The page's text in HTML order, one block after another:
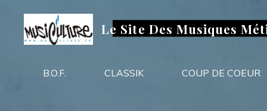
contenu
Le Site Des Musiques
B.O.F. CLASSIK COUP DE COEUR